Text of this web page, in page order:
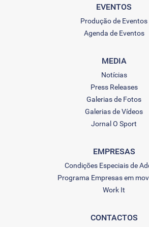
EVENTOS
Produção de Eventos
Agenda de Eventos
MEDIA
Notícias
Press Releases
Galerias de Fotos
Galerias de Vídeos
Jornal O Sport
EMPRESAS
Condições Especiais de
Programa Empresas em
Work It
CONTACTOS